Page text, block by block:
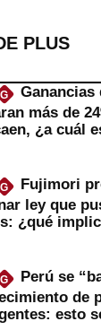
PLUS
G
Ganancias
más de
¿a cuál
G
Fujimori
ley que
¿qué
G
Perú se
de
esto